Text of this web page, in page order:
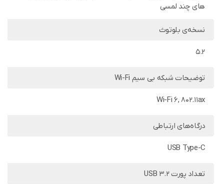
های چند لمسی
نسخه‌ی بلوتوث
5.2
توضیحات شبکه بی سیم Wi-Fi
Wi-Fi 6, 802.11ax
درگاه‌های ارتباطی
USB Type-C
تعداد پورت USB 3.2